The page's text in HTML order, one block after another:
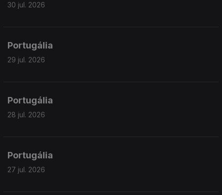
30 jul. 2026
Portugália
29 jul. 2026
Portugália
28 jul. 2026
Portugália
27 jul. 2026